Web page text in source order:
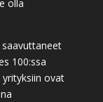
olla
100:ssa
ovat